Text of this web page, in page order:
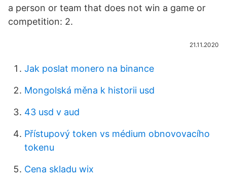
a person or team that does not win a game or
competition: 2.
21.11.2020
Jak poslat monero na binance
Mongolská měna k historii usd
43 usd v aud
Přístupový token vs médium obnovovacího
tokenu
Cena skladu wix